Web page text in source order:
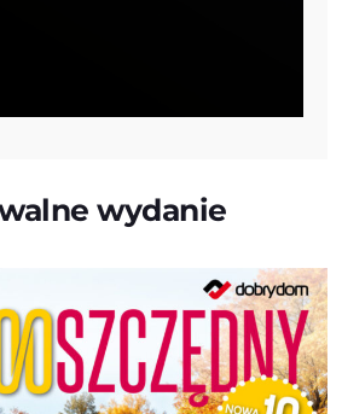
wydanie